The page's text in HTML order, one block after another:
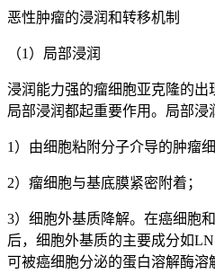
恶性肿瘤的浸润和转移机制
（1）局部浸润
浸润能力强的瘤细胞亚克隆的
局部浸润都起重要作用。局部浸
1）由细胞粘附分子介导的肿瘤
2）瘤细胞与基底膜紧密附着；
3）细胞外基质降解。在癌细胞
后，细胞外基质的主要成分如
可被癌细胞分泌的蛋白溶解酶